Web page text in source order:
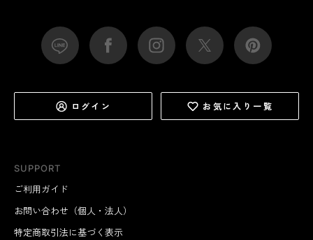
SUPPORT
ご利用ガイド
お問い合わせ（個人・法人）
特定商取引法に基づく表示
ログイン お気に入り一覧